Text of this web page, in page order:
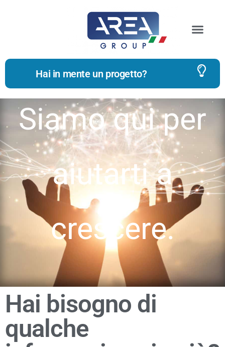
Hai in mente un progetto?
Siamo qui per
aiutarti a
crescere.
Hai bisogno di
qualche